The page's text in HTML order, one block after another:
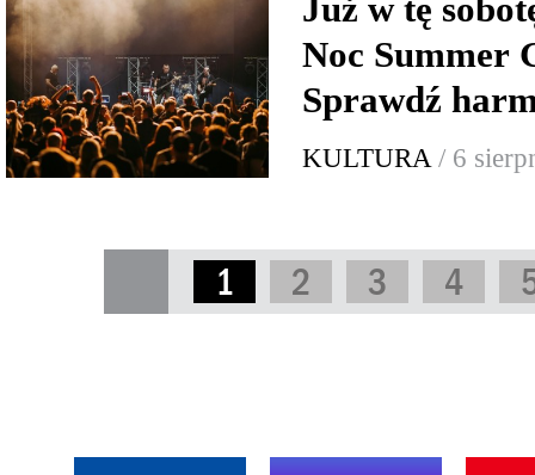
Już w tę
Noc Summer
Sprawdź
KULTURA / 6
1 2 3 4